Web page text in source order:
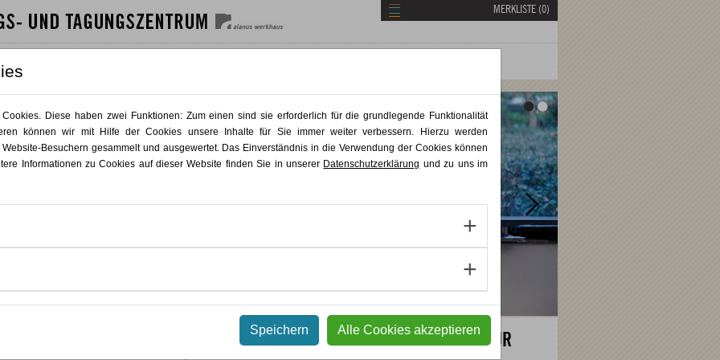
MERKLISTE (0)
im
Ihre berufliche Praxis mit innovativen
und Entwicklung!
in nur 60 Minuten praktische
anwenden können – alles bequem
im
wie
Zurück
Vor
Zurück
Vor
KursNr 26.067
15.04.2026 0,00 EUR
Diese haben zwei Funktionen: Zum einen sind sie erforderlich für die grundlegende Funktionalität
können wir mit Hilfe der Cookies unsere Inhalte für Sie immer weiter verbessern. Hierzu werden
Besuchern gesammelt und ausgewertet. Das Einverständnis in die Verwendung der Cookies können
Informationen zu Cookies auf dieser Website finden Sie in unserer Datenschutzerklärung und zu uns im
Speichern Alle Cookies akzeptieren